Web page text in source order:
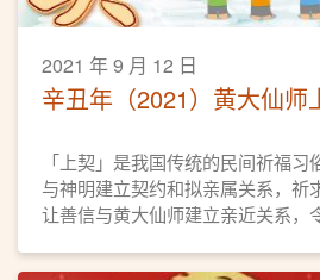
2021 年 9 月 12 日
辛丑年（2021）黄大仙师
「上契」是我国传统的民间祈福
与神明建立契约和拟亲属关系，祈
让善信与黄大仙师建立亲近关系，
为契子女恒常举办活动，让契子女